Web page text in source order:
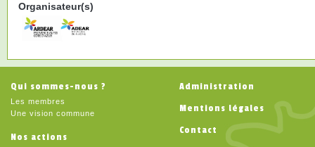
Organisateur(s)
Qui sommes-nous ?
Les membres
Une vision commune
Nos actions
Administration
Mentions légales
Contact